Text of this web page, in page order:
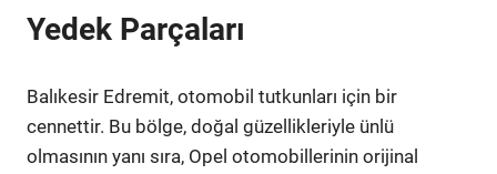
Yedek Parçaları
Balıkesir Edremit, otomobil tutkunları için bir
cennettir. Bu bölge, doğal güzellikleriyle ünlü
olmasının yanı sıra, Opel otomobillerinin orijinal